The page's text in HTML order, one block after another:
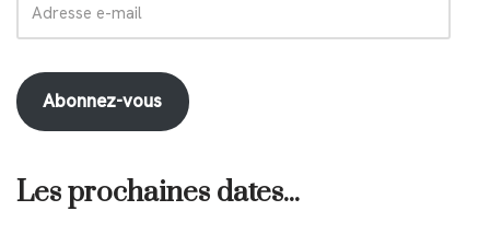
Abonnez-vous
Les prochaines dates...